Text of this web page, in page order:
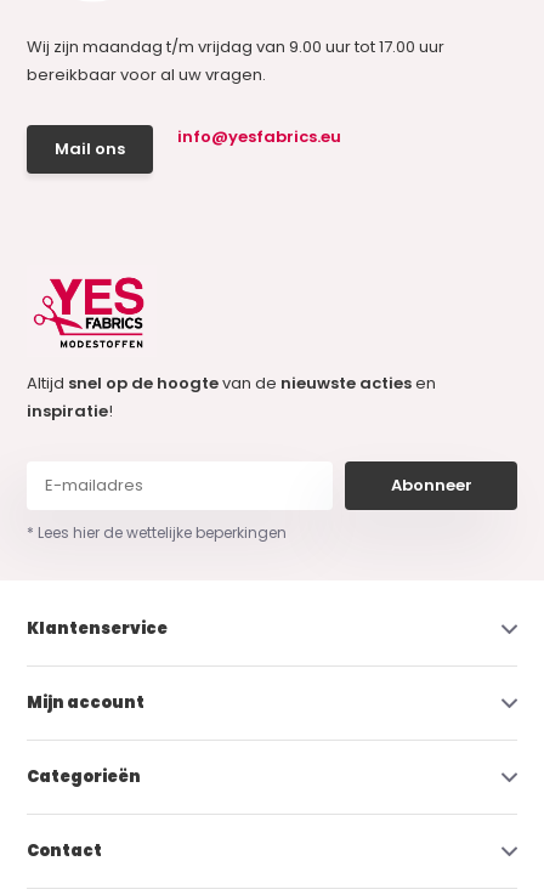
Wij zijn maandag t/m vrijdag van 9.00 uur tot 17.00 uur
bereikbaar voor al uw vragen.
Mail ons
info@yesfabrics.eu
Altijd snel op de hoogtevan de nieuwste actiesen
inspiratie!
Abonneer
* Lees hier de wettelijke beperkingen
Klantenservice
Mijn account
Categorieën
Contact